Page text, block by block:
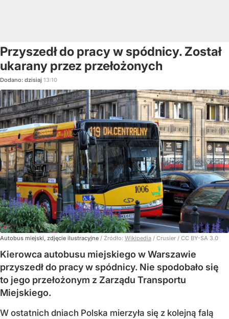
Przyszedł do pracy w spódnicy. Został
ukarany przez przełożonych
Dodano: dzisiaj 13:10
Autobus miejski, zdjęcie ilustracyjne / Źródło: Wikipedia / Crusier / CC BY-SA 3.0
Kierowca autobusu miejskiego w Warszawie
przyszedł do pracy w spódnicy. Nie spodobało się
to jego przełożonym z Zarządu Transportu
Miejskiego.
W ostatnich dniach Polska mierzyła się z kolejną falą